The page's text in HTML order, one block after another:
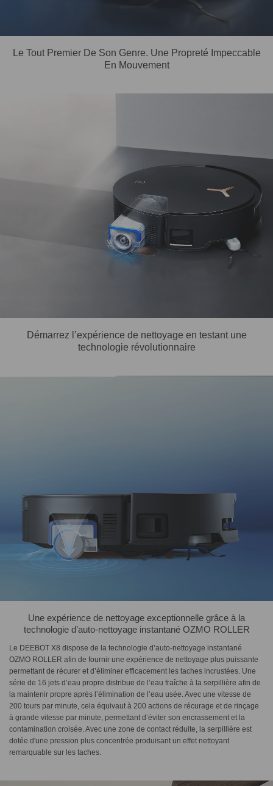
Le Tout Premier De Son Genre. Une Propreté Impeccable
En Mouvement
Démarrez l’expérience de nettoyage en testant une
technologie révolutionnaire
Une expérience de nettoyage exceptionnelle grâce à la
technologie d’auto-nettoyage instantané OZMO ROLLER
Le DEEBOT X8 dispose de la technologie d’auto-nettoyage instantané
OZMO ROLLER afin de fournir une expérience de nettoyage plus puissante
permettant de récurer et d’éliminer efficacement les taches incrustées. Une
série de 16 jets d’eau propre distribue de l’eau fraîche à la serpillière afin de
la maintenir propre après l’élimination de l’eau usée. Avec une vitesse de
200 tours par minute, cela équivaut à 200 actions de récurage et de rinçage
à grande vitesse par minute, permettant d’éviter son encrassement et la
contamination croisée. Avec une zone de contact réduite, la serpillière est
dotée d'une pression plus concentrée produisant un effet nettoyant
remarquable sur les taches.